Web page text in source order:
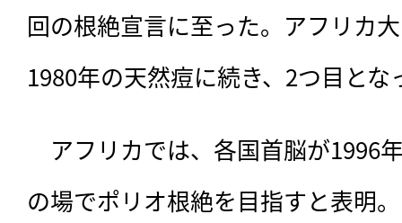
回の根絶宣言に至った。アフリカ
1980年の天然痘に続き、2つ目とな
アフリカでは、各国首脳が1996
の場でポリオ根絶を目指すと表明